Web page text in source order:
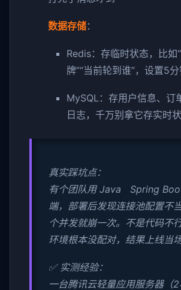
数据存储：
Redis：存临时状态，比如
牌”“当前轮到谁”，设置5
MySQL：存用户信息、订
日志，千万别拿它存实时
真实踩坑点：
有个团队用 Java Spring
端，部署后发现连接池配置不
个并发就崩一次。不是代码不
环境根本没配对，结果上线当场
✅ 实测经验：
一台腾讯云轻量应用服务器（2